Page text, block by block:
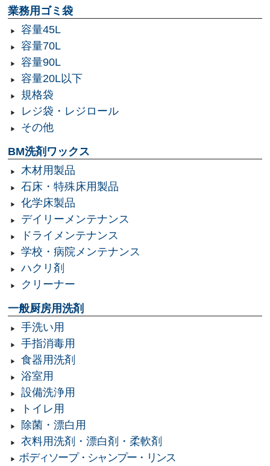
業務用ゴミ袋
容量45L
容量70L
容量90L
容量20L以下
規格袋
レジ袋・レジロール
その他
BM洗剤ワックス
木材用製品
石床・特殊床用製品
化学床製品
デイリーメンテナンス
ドライメンテナンス
学校・病院メンテナンス
ハクリ剤
クリーナー
一般厨房用洗剤
手洗い用
手指消毒用
食器用洗剤
浴室用
設備洗浄用
トイレ用
除菌・漂白用
衣料用洗剤・漂白剤・柔軟剤
ボディソープ・シャンプー・リンス